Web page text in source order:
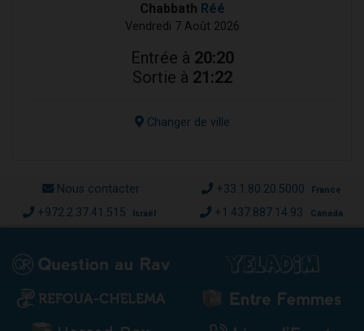
Chabbath Réé
Vendredi 7 Août 2026
Entrée à 20:20
Sortie à 21:22
Changer de ville
Nous contacter +33.1.80.20.5000 France
+972.2.37.41.515 Israël +1.437.887.14.93 Canada